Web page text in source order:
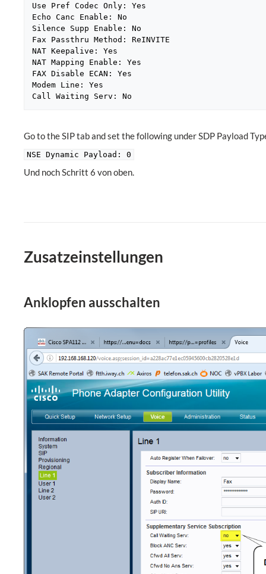
Use Pref Codec Only: Yes
Echo Canc Enable: No
Silence Supp Enable: No
Fax Passthru Method: ReINVITE
NAT Keepalive: Yes
NAT Mapping Enable: Yes
FAX Disable ECAN: Yes
Modem Line: Yes
Call Waiting Serv: No
Go to the SIP tab and set the following under SDP Payload
NSE Dynamic Payload: 0
Und noch Schritt 6 von oben.
Zusatzeinstellungen
Anklopfen ausschalten